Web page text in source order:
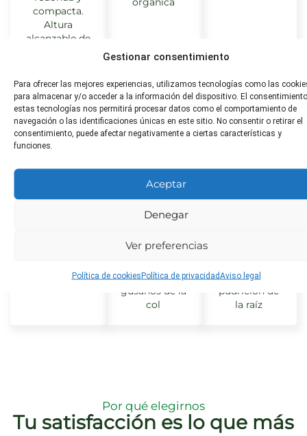
Gestionar consentimiento
Para ofrecer las mejores experiencias, utilizamos tecnologías como las
para almacenar y/o acceder a la información del dispositivo. El
estas tecnologías nos permitirá procesar datos como el comportamiento de
navegación o las identificaciones únicas en este sitio. No consentir o retirar el
consentimiento, puede afectar negativamente a ciertas características y
funciones.
Aceptar
Denegar
Ver preferencias
Política de cookiesPolítica de privacidadAviso legal
compacta.
Altura
alcanzable de
Distancia
de
40-50 cm
Toxicidad
Baja
¿Apta
para
Baja
Plagas
Pulgones,
gusanos de la
col
Mildiu,
pudrición de
la raíz
Por qué elegirnos
Tu satisfacción es lo que más